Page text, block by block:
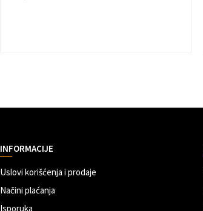
INFORMACIJE
Uslovi korišćenja i prodaje
Načini plaćanja
Isporuka